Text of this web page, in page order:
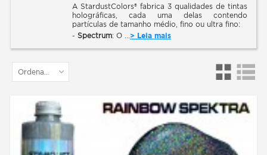
A StardustColors® fabrica 3 qualidades de tintas
holográficas, cada uma delas contendo
partículas de tamanho médio, fino ou ultra fino:
- Spectrum: O ...> Leia mais
Ordenar por